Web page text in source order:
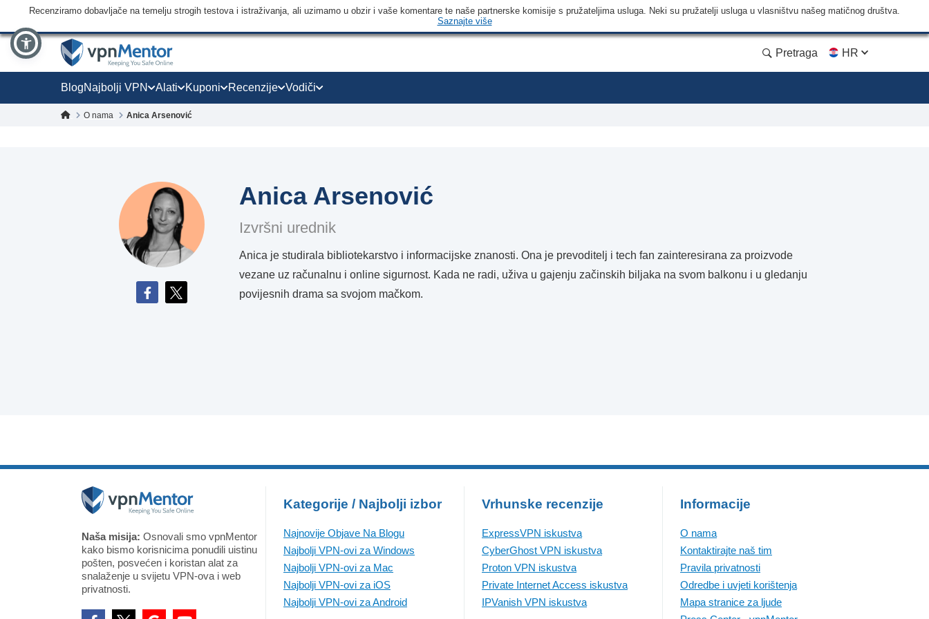
Recenziramo dobavljače na temelju strogih testova i istraživanja, ali uzimamo u obzir i vaše komentare te naše partnerske komisije s pružateljima usluga. Neki su pružatelji usluga u vlasništvu našeg matičnog društva.
Saznajte više
Pretraga HR
BlogNajbolji VPN Alati Kuponi Recenzije Vodiči
O nama Anica Arsenović
Anica Arsenović
Izvršni urednik
Anica je studirala bibliotekarstvo i informacijske znanosti. Ona je prevoditelj i tech fan zainteresirana za proizvode
vezane uz računalnu i online sigurnost. Kada ne radi, uživa u gajenju začinskih biljaka na svom balkonu i u gledanju
povijesnih drama sa svojom mačkom.
Naša misija: Osnovali smo vpnMentor
kako bismo korisnicima ponudili uistinu
pošten, posvećen i koristan alat za
snalaženje u svijetu VPN-ova i web
privatnosti.
Kategorije / Najbolji izbor
Najnovije Objave Na Blogu
Najbolji VPN-ovi za Windows
Najbolji VPN-ovi za Mac
Najbolji VPN-ovi za iOS
Najbolji VPN-ovi za Android
Vrhunske recenzije
ExpressVPN iskustva
CyberGhost VPN iskustva
Proton VPN iskustva
Private Internet Access iskustva
IPVanish VPN iskustva
Informacije
O nama
Kontaktirajte naš tim
Pravila privatnosti
Odredbe i uvjeti korištenja
Mapa stranice za ljude